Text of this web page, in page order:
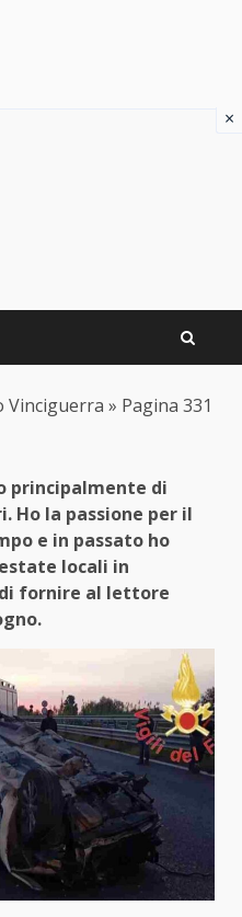
Vinciguerra » Pagina 331
principalmente di
Ho la passione per il
e in passato ho
locali in
di fornire al lettore
×